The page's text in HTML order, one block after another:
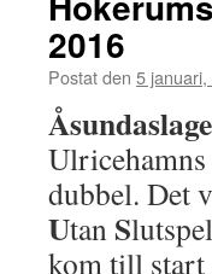
2016
Postat den 5
Ulricehamns
dubbel. Det
Utan S
kom till start